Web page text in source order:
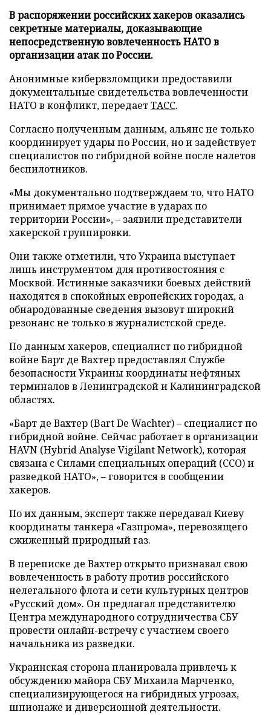
В распоряжении российских хакеров оказались
секретные материалы, доказывающие
непосредственную вовлеченность НАТО в
организации атак по России.
Анонимные кибервзломщики предоставили
документальные свидетельства вовлеченности
НАТО в конфликт, передаетТАСС.
Согласно полученным данным, альянс не только
координирует удары по России, но и задействует
специалистов по гибридной войне после налетов
беспилотников.
«Мы документально подтверждаем то, что НАТО
принимает прямое участие в ударах по
территории России», – заявили представители
хакерской группировки.
Они также отметили, что Украина выступает
лишь инструментом для противостояния с
Москвой. Истинные заказчики боевых действий
находятся в спокойных европейских городах, а
обнародованные сведения вызовут широкий
резонанс не только в журналистской среде.
По данным хакеров, специалист по гибридной
войне Барт де Вахтер предоставлял Службе
безопасности Украины координаты нефтяных
терминалов в Ленинградской и Калининградской
областях.
«Барт де Вахтер (Bart De Wachter) – специалист по
гибридной войне. Сейчас работает в организации
HAVN (Hybrid Analyse Vigilant Network), которая
связана с Силами специальных операций (ССО) и
разведкой НАТО», – говорится в сообщении
хакеров.
По их данным, эксперт также передавал Киеву
координаты танкера «Газпрома», перевозящего
сжиженный природный газ.
В переписке де Вахтер открыто признавал свою
вовлеченность в работу против российского
нелегального флота и сети культурных центров
«Русский дом». Он предлагал представителю
Центра международного сотрудничества СБУ
провести онлайн-встречу с участием своего
начальника из разведки.
Украинская сторона планировала привлечь к
обсуждению майора СБУ Михаила Марченко,
специализирующегося на гибридных угрозах,
шпионаже и диверсионной деятельности.